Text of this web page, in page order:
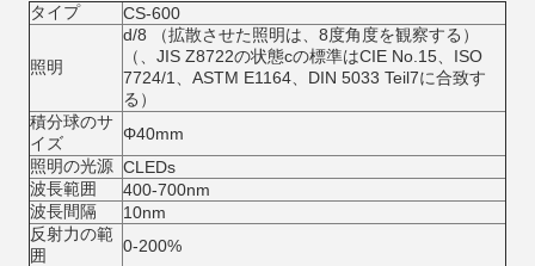
タイプ
CS-600
照明
d/8 （拡散させた照明は、8度角度を観察する）
（、JIS Z8722の状態cの標準はCIE No.15、ISO
7724/1、ASTM E1164、DIN 5033 Teil7に合致す
る）
積分球のサ
イズ
Φ40mm
照明の光源 CLEDs
波長範囲
400-700nm
波長間隔
10nm
反射力の範
囲
0-200%